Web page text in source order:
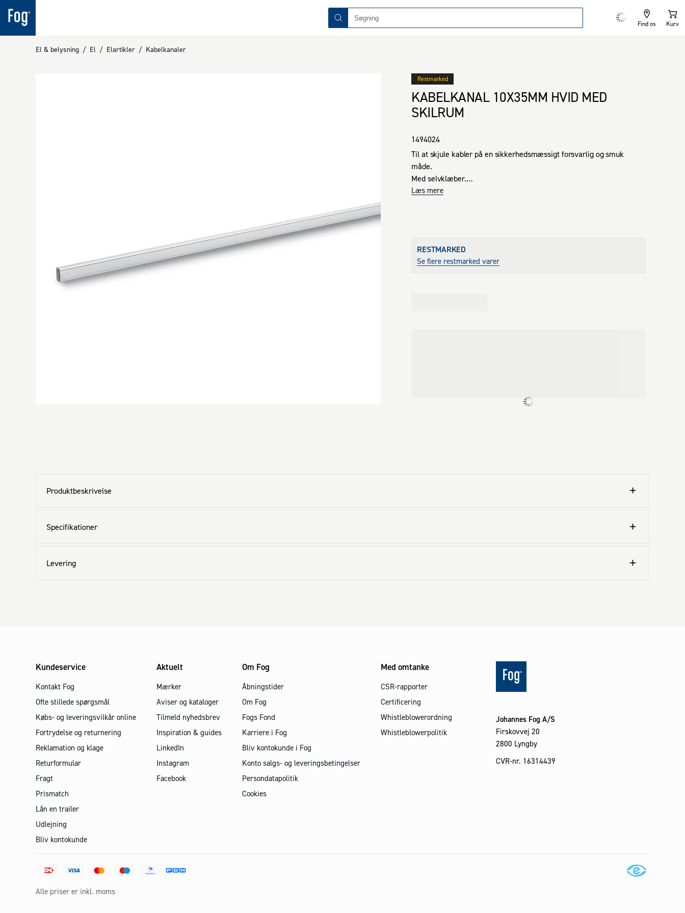
Find os Kurv
El & belysning / El / Elartikler / Kabelkanaler
Restmarked
KABELKANAL 10X35MM HVID MED
SKILRUM
1494024
Til at skjule kabler på en sikkerhedsmæssigt forsvarlig og smuk
måde.
Med selvklæber.
Mål: 10x35 mm.
Læs mere
RESTMARKED
Se flere restmarked varer
Produktbeskrivelse
Specifikationer
Levering
Kundeservice
Kontakt Fog
Ofte stillede spørgsmål
Købs- og leveringsvilkår online
Fortrydelse og returnering
Reklamation og klage
Returformular
Fragt
Prismatch
Lån en trailer
Udlejning
Bliv kontokunde
Aktuelt
Mærker
Aviser og kataloger
Tilmeld nyhedsbrev
Inspiration & guides
LinkedIn
Instagram
Facebook
Om Fog
Åbningstider
Om Fog
Fogs Fond
Karriere i Fog
Bliv kontokunde i Fog
Konto salgs- og leveringsbetingelser
Persondatapolitik
Cookies
Med omtanke
CSR-rapporter
Certificering
Whistleblowerordning
Whistleblowerpolitik
Johannes Fog A/S
Firskovvej 20
2800 Lyngby
CVR-nr. 16314439
Alle priser er inkl. moms